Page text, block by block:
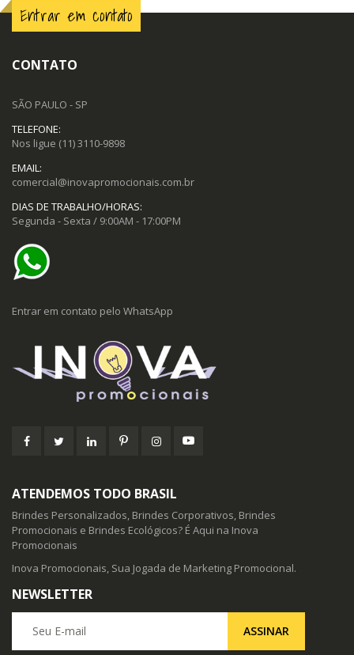
Entrar em contato
CONTATO
SÃO PAULO - SP
TELEFONE:
Nos ligue (11) 3110-9898
EMAIL:
comercial@inovapromocionais.com.br
DIAS DE TRABALHO/HORAS:
Segunda - Sexta / 9:00AM - 17:00PM
Entrar em contato pelo WhatsApp
ATENDEMOS TODO BRASIL
Brindes Personalizados, Brindes Corporativos, Brindes
Promocionais e Brindes Ecológicos? É Aqui na Inova
Promocionais
Inova Promocionais, Sua Jogada de Marketing Promocional.
NEWSLETTER
ASSINAR